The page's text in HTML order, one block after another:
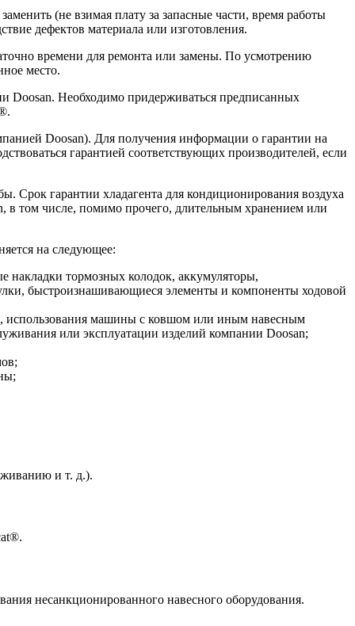
(не взимая плату за запасные части, время работы
дефектов материала или изготовления.
времени для ремонта или замены. По усмотрению
место.
Doosan. Необходимо придерживаться предписанных
Doosan). Для получения информации о гарантии на
гарантией соответствующих производителей, если
Срок гарантии хладагента для кондиционирования воздуха
в том числе, помимо прочего, длительным хранением или
на следующее:
тормозных колодок, аккумуляторы,
быстроизнашивающиеся элементы и компоненты ходовой
использования машины с ковшом или иным навесным
или эксплуатации изделий компании Doosan;
и т. д.).
несанкционированного навесного оборудования.